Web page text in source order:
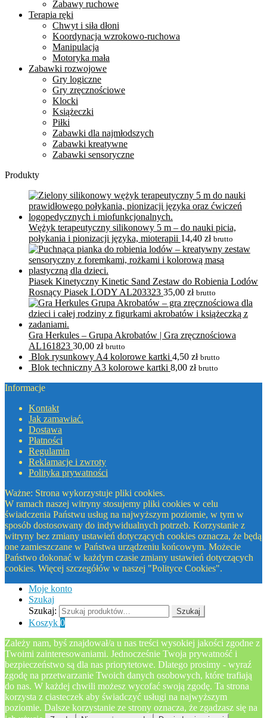
Zabawy ruchowe
Terapia ręki
Chwyt i siła dłoni
Koordynacja wzrokowo-ruchowa
Manipulacja
Motoryka mała
Zabawki rozwojowe
Gry logiczne
Gry zręcznościowe
Klocki
Książeczki
Piłki
Zabawki dla najmłodszych
Zabawki kreatywne
Zabawki sensoryczne
Produkty
Wężyk terapeutyczny silikonowy 5 m – do nauki picia,
połykania i pionizacji języka, mioterapii 14,40 zł brutto
Piasek Kinetyczny Kinetic Sand Zestaw do Robienia Lodów
Rosnący Piasek LODY AL203323 35,00 zł brutto
Gra Herkules – Grupa Akrobatów | Gra zręcznościowa
AL161823 30,00 zł brutto
Blok rysunkowy A4 kolorowe kartki 4,50 zł brutto
Blok techniczny A3 kolorowe kartki 8,00 zł brutto
Informacje
Kontakt
Jak zamawiać.
Dostawa
Płatności
Regulamin
Reklamacje i zwroty
Polityka prywatności
Ważne: Strona wykorzystuje pliki cookies.
W ramach naszej witryny stosujemy pliki cookies w celu
świadczenia Państwu usług na najwyższym poziomie, w tym w
sposób dostosowany do indywidualnych potrzeb. Korzystanie z
witryny bez zmiany ustawień dotyczących cookies oznacza, że będą
one zamieszczane w Państwa urządzeniu końcowym. Możecie
Państwo dokonać w każdym czasie zmiany ustawień dotyczących
cookies. Więcej szczegółów w naszej "Polityce Cookies".
Moje konto
Szukaj
Szukaj:
Szukaj
Koszyk 0
Zależy nam, byś znajdował/a u nas treści wysokiej jakości zgodne z
Twoimi zainteresowaniami. Jednocześnie Twoja prywatność i
bezpieczeństwo są dla nas priorytetowe. Dlatego prosimy - wyraź
zgodę na przetwarzanie Twoich danych osobowych, które trafiają
do nas. W każdej chwili możesz wycofać swoją zgodę. Ta strona
korzysta z ciasteczek aby świadczyć usługi na najwyższym
poziomie. Dalsze korzystanie ze strony oznacza, że zgadzasz się na